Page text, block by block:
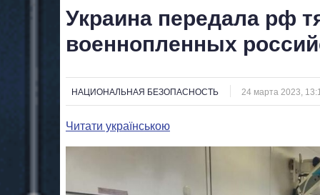
Украина передала рф
военнопленных
НАЦИОНАЛЬНАЯ БЕЗОПАСНОСТЬ 24 марта 2023,
Читати українською